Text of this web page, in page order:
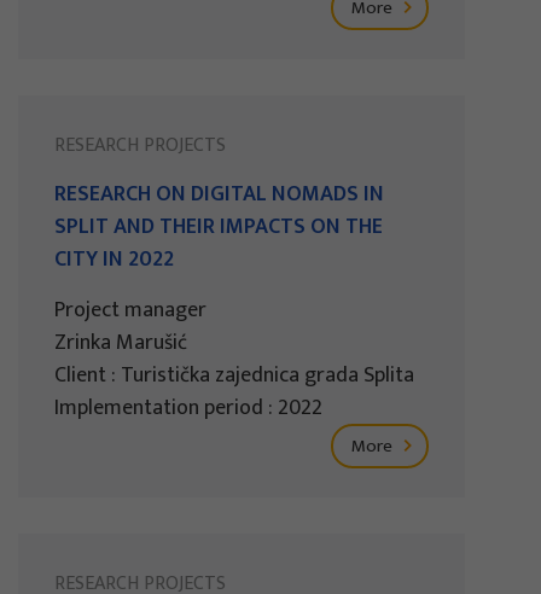
More
RESEARCH PROJECTS
RESEARCH ON DIGITAL NOMADS IN
SPLIT AND THEIR IMPACTS ON THE
CITY IN 2022
Project manager
Zrinka Marušić
Client : Turistička zajednica grada Splita
Implementation period : 2022
More
RESEARCH PROJECTS